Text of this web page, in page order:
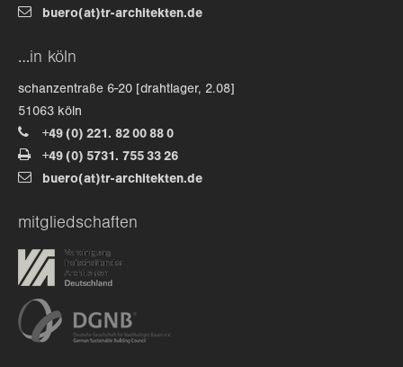
about us
lorem ipsum dolor sit amet, consectetuer
aenean commodo ligula eget dolor. aenean massa. cum
sociis natoque penatibus et magnis dis parturient
montes, nascetur ridiculus mus. donec quam felis,
ultricies nec.
buero(at)tr-architekten.de
…in köln
schanzentraße 6-20 [drahtlager, 2.08]
51063 köln
+49 (0) 221. 82 00 88 0
+49 (0) 5731. 755 33 26
buero(at)tr-architekten.de
mitgliedschaften